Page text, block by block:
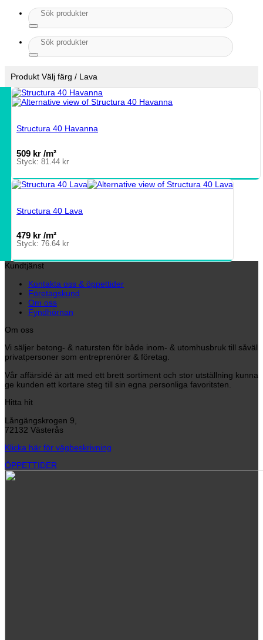
Sök
efter:
Sök
efter:
Produkt Välj färg / Lava
Structura 40 Havanna
509 kr /m²
Styck: 81.44 kr
Structura 40 Lava
479 kr /m²
Styck: 76.64 kr
Kundtjänst
Kontakta oss & öppettider
Företagskund
Om oss
Fyndhörnan
Om oss
Vi säljer betong- & natursten för både inom- & utomhusbruk till såväl
privatpersoner som entreprenörer & företag.
Vår affärsidé är att med ett brett sortiment och stor utställning kunna
ge kunden ett kortare steg till sin egna personliga favoritsten.
Hitta hit
Långängskrogen 9,
72132 Västerås
Klicka här för vägbeskrivning
ÖPPETTIDER